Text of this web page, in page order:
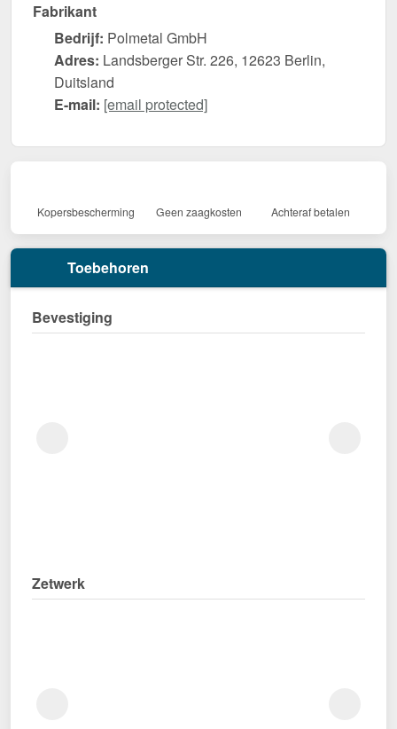
Fabrikant
Bedrijf: Polmetal GmbH
Adres: Landsberger Str. 226, 12623 Berlin,
Duitsland
E-mail: [email protected]
Kopersbescherming Geen zaagkosten Achteraf betalen
Toebehoren
Bevestiging
Zetwerk